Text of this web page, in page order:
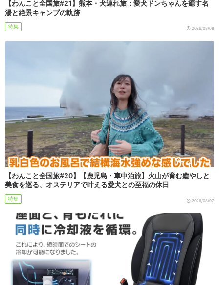
【わんこと全国旅#21】熊本・犬連れ旅：愛犬ドンちゃんを癒す名
湯と絶景キャンプの軌跡
特集 2026/08/08
【わんこと全国旅#20】【鹿児島・車中泊旅】火山が育む癒やしと
美食を巡る、オステリアで叶える愛犬との至福の休日
特集 2026/08/07